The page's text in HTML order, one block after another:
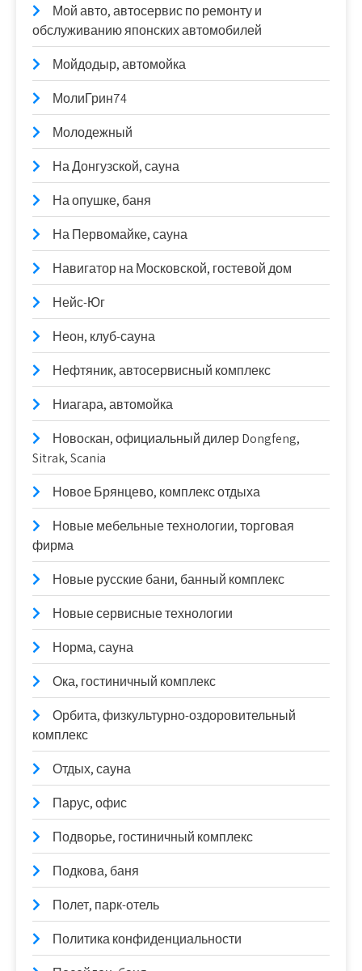
Мой авто, автосервис по ремонту и
обслуживанию японских автомобилей
Мойдодыр, автомойка
МолиГрин74
Молодежный
На Донгузской, сауна
На опушке, баня
На Первомайке, сауна
Навигатор на Московской, гостевой дом
Нейс-Юг
Неон, клуб-сауна
Нефтяник, автосервисный комплекс
Ниагара, автомойка
Новоcкан, официальный дилер Dongfeng,
Sitrak, Scania
Новое Брянцево, комплекс отдыха
Новые мебельные технологии, торговая
фирма
Новые русские бани, банный комплекс
Новые сервисные технологии
Норма, сауна
Ока, гостиничный комплекс
Орбита, физкультурно-оздоровительный
комплекс
Отдых, сауна
Парус, офис
Подворье, гостиничный комплекс
Подкова, баня
Полет, парк-отель
Политика конфиденциальности